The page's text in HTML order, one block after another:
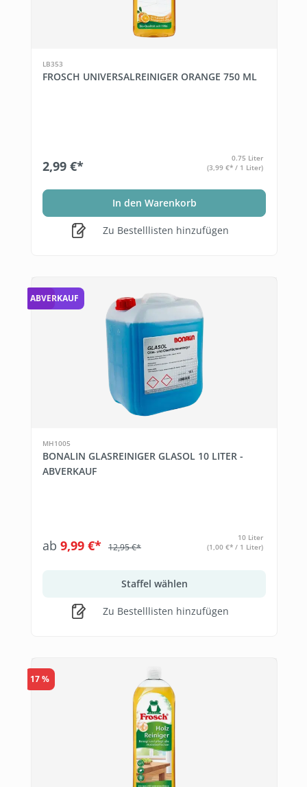
LB353
FROSCH UNIVERSALREINIGER ORANGE 750 ML
2,99 €*
0.75 Liter
(3,99 €* / 1 Liter)
In den Warenkorb
Zu Bestelllisten hinzufügen
22 %
ABVERKAUF
MH1005
BONALIN GLASREINIGER GLASOL 10 LITER -
ABVERKAUF
ab 9,99 €* 12,95 €*
10 Liter
(1,00 €* / 1 Liter)
Staffel wählen
Zu Bestelllisten hinzufügen
17 %